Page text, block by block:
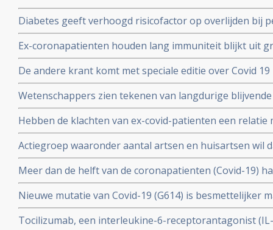
interferon type 1 komt voor bij ca 10 tot 15 procent
Diabetes geeft verhoogd risicofactor op overlijden bij
coronavirus - COVID-19, zelfs na correctie voor
en relevante andere aandoeningen - comorbiditeit
Ex-coronapatienten houden lang immuniteit blijkt uit
procent van besmette personen had antistoffen en 44
mensen had antistoffen en immuniteit.
De andere krant komt met speciale editie over Covid
kritische artikelen die zeker ook gelezen zouden
Wetenschappers zien tekenen van langdurige
coronavirus - Covid-19, zelfs na milde infecties. Blijkt
Hebben de klachten van ex-covid-patienten een relatie
vermoeidheidssyndroom? Er zijn wel heel veel
wetenschappers
Actiegroep waaronder aantal artsen en huisartsen wil
mogelijkheid moet krijgen om de huisarts te vragen
standaard aanpak voor covid-19 zoals die nu geldt.
Meer dan de helft van de coronapatienten (Covid-19)
hoest (84%), koorts (80%), spierpijn (63%), koude
hoofdpijn (59%), en kortademigheid (57%)
Nieuwe mutatie van Covid-19 (G614) is besmettelijker
verklaart hoge aantal besmettingen in USA. En
D614 van het Covid-19 virus over zodra deze kruisen.
Tocilizumab, een interleukine-6-receptorantagonist